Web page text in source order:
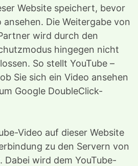
Website speichert, bevor
ansehen. Die Weitergabe von
wird durch den
hingegen nicht
So stellt YouTube –
Sie sich ein Video ansehen
Google DoubleClick-
Video auf dieser Website
zu den Servern von
Dabei wird dem YouTube-